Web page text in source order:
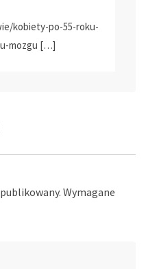
kobiety-po-55-roku-
mozgu […]
Wymagane